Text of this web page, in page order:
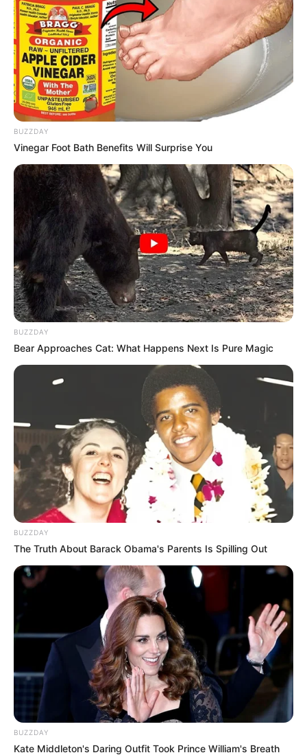
BUZZDAY
Vinegar Foot Bath Benefits Will Surprise You
BUZZDAY
Bear Approaches Cat: What Happens Next Is Pure Magic
BUZZDAY
The Truth About Barack Obama's Parents Is Spilling Out
BUZZDAY
Kate Middleton's Daring Outfit Took Prince William's Breath